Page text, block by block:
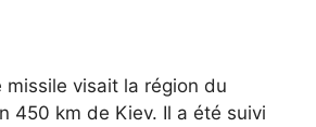
missile visait la région du
450 km de Kiev. Il a été suivi